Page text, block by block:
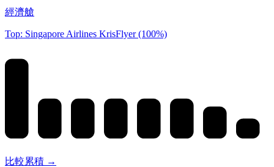
經濟艙
Top: Singapore Airlines KrisFlyer (100%)
比較累積 →